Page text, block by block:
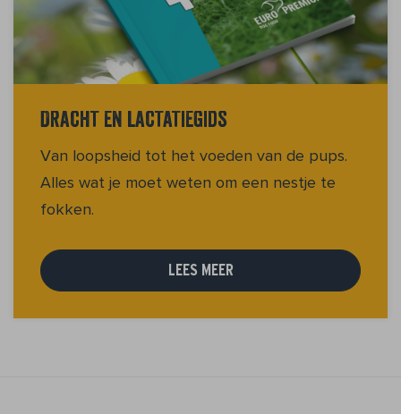
Dracht en lactatiegids
Van loopsheid tot het voeden van de pups.
Alles wat je moet weten om een nestje te
fokken.
LEES MEER